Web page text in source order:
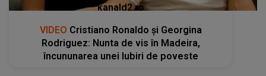
kanald2.ro
VIDEO Cristiano Ronaldo și Georgina
Rodriguez: Nunta de vis în Madeira,
încununarea unei Iubiri de poveste